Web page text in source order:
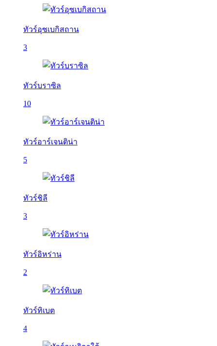
ทัวร์อุซเบกิสถาน
3
ทัวร์บราซิล
10
ทัวร์อาร์เจนติน่า
5
ทัวร์ชิลี
3
ทัวร์อิหร่าน
2
ทัวร์ทิเบต
4